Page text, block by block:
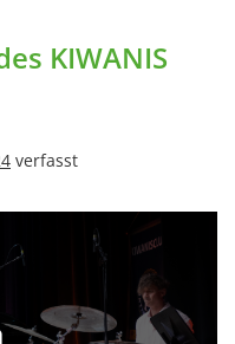
KIWANIS
verfasst